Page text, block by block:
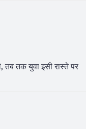
तब तक युवा इसी रास्ते पर